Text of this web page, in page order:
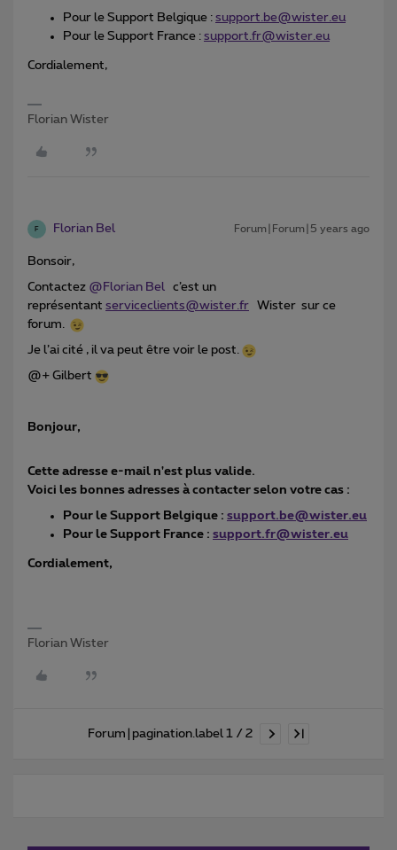
Pour le Support Belgique : support.be@wister.eu
Pour le Support France : support.fr@wister.eu
Cordialement,
Florian Wister
F Florian Bel Forum|Forum|5 years ago
Bonsoir,
Contactez @Florian Bel c’est un
représentant serviceclients@wister.fr Wister sur ce
forum.
Je l’ai cité , il va peut être voir le post.
@+ Gilbert
Bonjour,
Cette adresse e-mail n'est plus valide.
Voici les bonnes adresses à contacter selon votre cas :
Pour le Support Belgique : support.be@wister.eu
Pour le Support France : support.fr@wister.eu
Cordialement,
Florian Wister
Forum|pagination.label 1 / 2